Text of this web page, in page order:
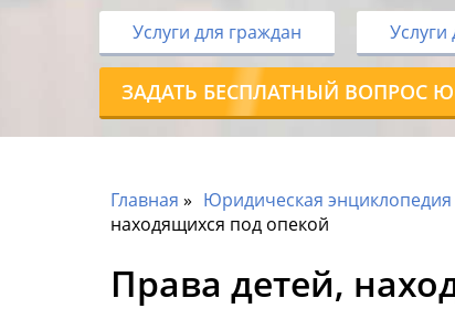
Услуги для граждан Услуги
ЗАДАТЬ БЕСПЛАТНЫЙ ВОПРОС
Главная Юридическая
находящихся под опекой
Права детей,